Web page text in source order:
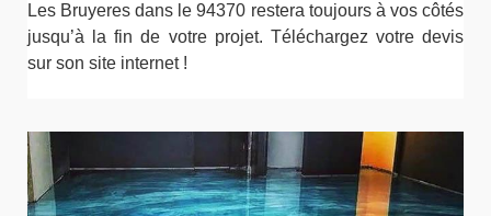
Les Bruyeres dans le 94370 restera toujours à vos côtés
jusqu’à la fin de votre projet. Téléchargez votre devis
sur son site internet !